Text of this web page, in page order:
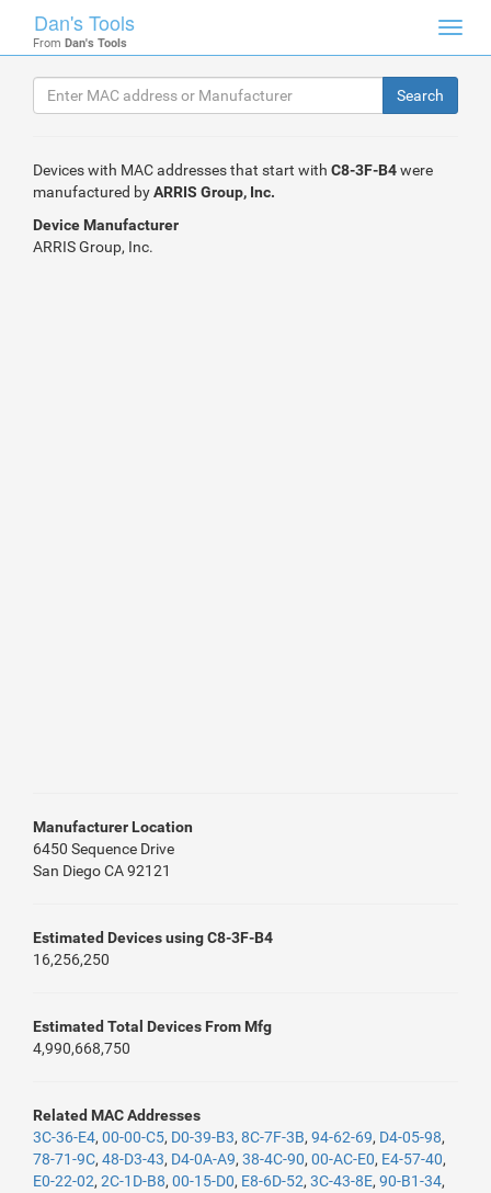
Dan's Tools
From Dan's Tools
Devices with MAC addresses that start with C8-3F-B4were
manufactured byARRIS Group, Inc.
Device Manufacturer
ARRIS Group, Inc.
Manufacturer Location
6450 Sequence Drive
San Diego CA 92121
Estimated Devices using C8-3F-B4
16,256,250
Estimated Total Devices From Mfg
4,990,668,750
Related MAC Addresses
3C-36-E4, 00-00-C5, D0-39-B3, 8C-7F-3B, 94-62-69, D4-05-98,
78-71-9C, 48-D3-43, D4-0A-A9, 38-4C-90, 00-AC-E0, E4-57-40,
E0-22-02, 2C-1D-B8, 00-15-D0, E8-6D-52, 3C-43-8E, 90-B1-34,